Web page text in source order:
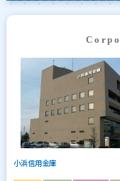
小浜信用金庫